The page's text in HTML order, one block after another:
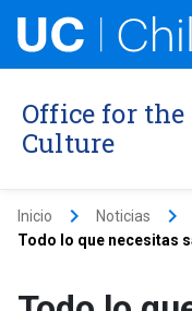
Office for
Culture
Inicio keyboard_arrow_right Noticias keyboard_arrow_right
Todo lo que necesitas